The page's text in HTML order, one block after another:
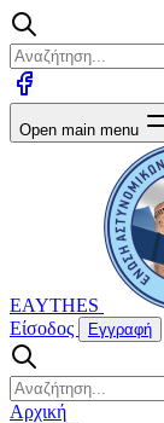
Open main menu
EAYTHES
Είσοδος
Εγγραφή
Αρχική